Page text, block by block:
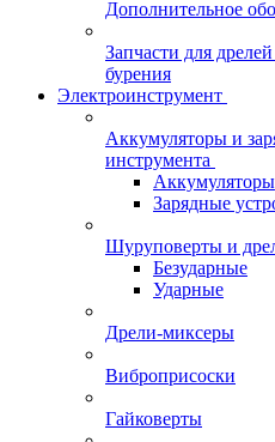
Дополнительное
Запчасти для
бурения
Электроинструмент
Аккумуляторы и
инструмента
Аккумуляторы
Зарядные
Шуруповерты и
Безударные
Ударные
Дрели-миксеры
Виброприсоски
Гайковерты